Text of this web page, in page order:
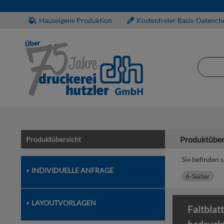
Hauseigene Produktion Kostenfreier Basis-
Produktübersicht
INDIVIDUELLE ANFRAGE
LAYOUTVORLAGEN
Sie befinden
6-Seiter